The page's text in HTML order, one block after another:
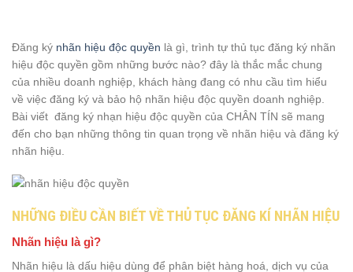
Đăng ký nhãn hiệu độc quyền là gì, trình tự thủ tục đăng ký nhãn
hiệu độc quyền gồm những bước nào? đây là thắc mắc chung
của nhiều doanh nghiệp, khách hàng đang có nhu cầu tìm hiểu
về việc đăng ký và bảo hộ nhãn hiệu độc quyền doanh nghiệp.
Bài viết đăng ký nhạn hiệu độc quyền của CHÂN TÍN sẽ mang
đến cho bạn những thông tin quan trọng về nhãn hiệu và đăng ký
nhãn hiệu.
NHỮNG ĐIỀU CẦN BIẾT VỀ THỦ TỤC ĐĂNG KÍ NHÃN HIỆU
Nhãn hiệu là gì?
Nhãn hiệu là dấu hiệu dùng để phân biệt hàng hoá, dịch vụ của